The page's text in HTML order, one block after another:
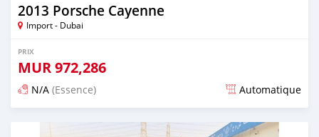
2013 Porsche Cayenne
Import - Dubai
PRIX
MUR972,286
N/A (Essence) Automatique